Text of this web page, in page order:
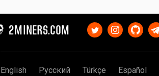
2MINERS.COM
English Русский Türkçe Español